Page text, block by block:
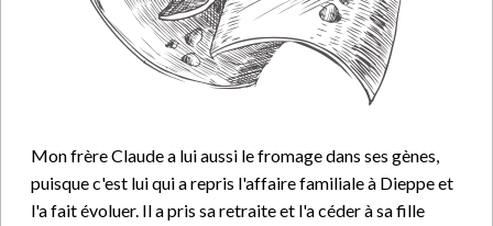
Mon frère Claude a lui aussi le fromage dans ses gènes,
puisque c'est lui qui a repris l'affaire familiale à Dieppe et
l'a fait évoluer. Il a pris sa retraite et l'a céder à sa fille